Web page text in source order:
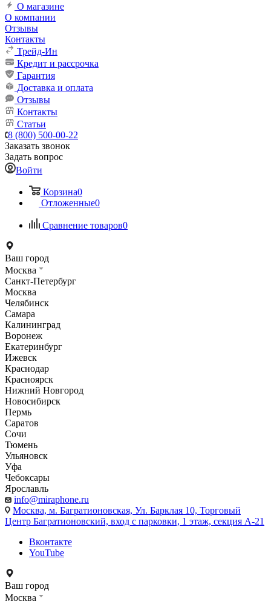
О магазине
О компании
Отзывы
Контакты
Трейд-Ин
Кредит и рассрочка
Гарантия
Доставка и оплата
Отзывы
Контакты
Статьи
8 (800) 500-00-22
Заказать звонок
Задать вопрос
Войти
Корзина0
Отложенные0
Сравнение товаров0
Ваш город
Москва
Санкт-Петербург
Москва
Челябинск
Самара
Калининград
Воронеж
Екатеринбург
Ижевск
Краснодар
Красноярск
Нижний Новгород
Новосибирск
Пермь
Саратов
Сочи
Тюмень
Ульяновск
Уфа
Чебоксары
Ярославль
info@miraphone.ru
Москва, м. Багратионовская, Ул. Барклая 10, Торговый
Центр Багратионовский, вход с парковки, 1 этаж, секция А-21
Вконтакте
YouTube
Ваш город
Москва